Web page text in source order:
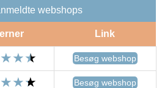
webshops
Link
Besøg webshop
Besøg webshop